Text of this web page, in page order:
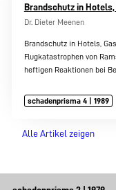
Brandschutz in
Dr. Dieter Meenen
Brandschutz in Hotels,
Flugkatastrophen von
heftigen Reaktionen bei
schadenprisma 4 | 1989
Alle Artikel zeigen